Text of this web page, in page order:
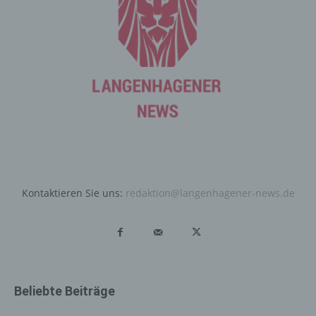
Kontaktieren Sie uns: redaktion@langenhagener-news.de
Beliebte Beiträge
entsprechenden Einstellung des genutzten
Internetbrowsers verhindern und damit der Setzung von
Cookies dauerhaft widersprechen. Ferner können
bereits gesetzte Cookies jederzeit über einen
gelöscht werden. Dies ist in allen gängigen
Internetbrowsern möglich. Deaktiviert die betroffene
Person die Setzung von Cookies in dem genutzten
Erfassung von allgemeinen Daten
Die Internetseite erfasst mit jedem Aufruf der
Informationen werden in den Logfiles des Servers